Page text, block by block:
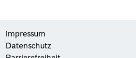
Impressum
Datenschutz